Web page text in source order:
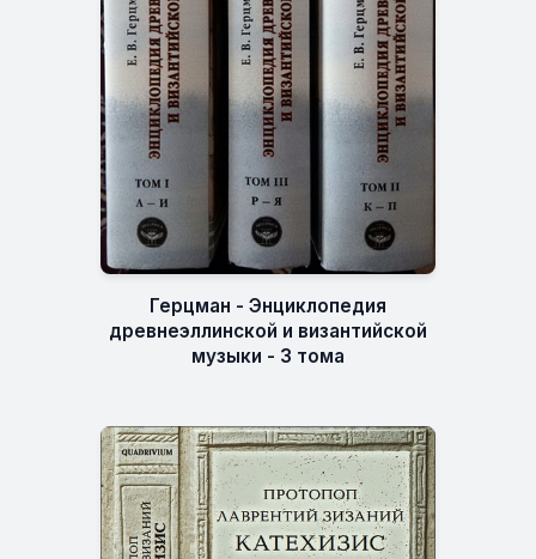
Герцман - Энциклопедия
древнеэллинской и византийской
музыки - 3 тома